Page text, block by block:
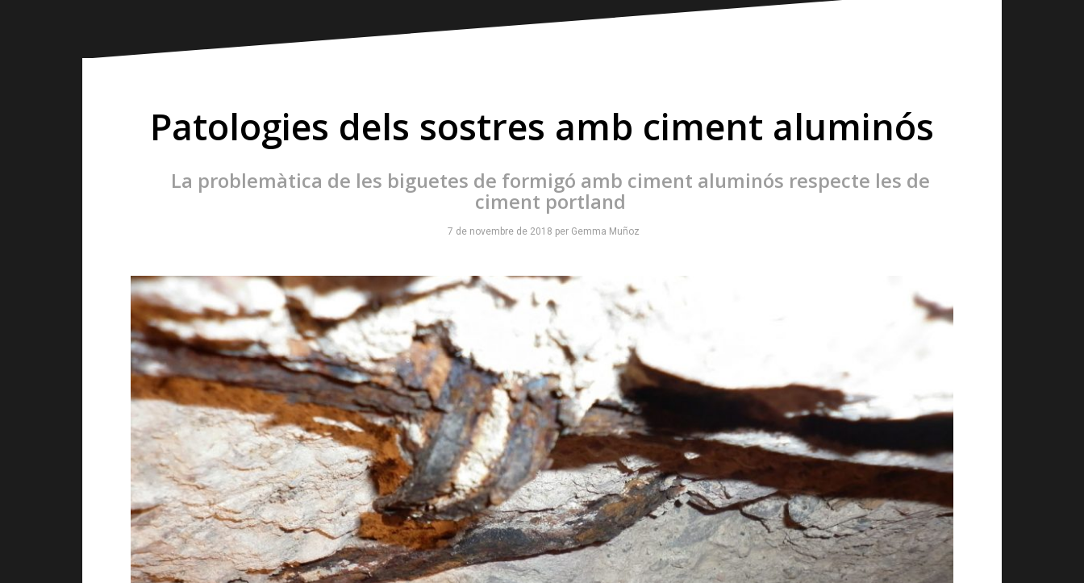
Patologies dels sostres amb ciment aluminós
La problemàtica de les biguetes de formigó amb ciment aluminós respecte les de
ciment portland
7 de novembre de 2018 per Gemma Muñoz